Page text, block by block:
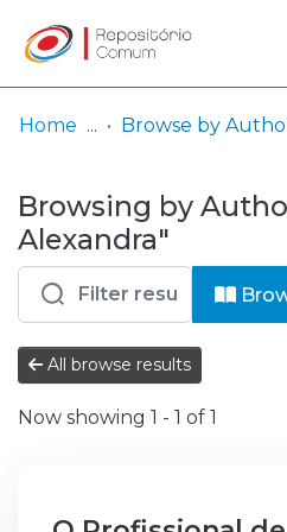
& Collections
Browse repository
Entities
Log
In
(current)
Home Browse by
Browsing by
Alexandra"
All browse results
Now showing 1 - 1 of 1